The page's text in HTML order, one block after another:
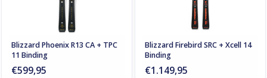
Blizzard Phoenix R13 CA + TPC
11 Binding
€599,95
Blizzard Firebird SRC + Xcell 14
Binding
€1.149,95